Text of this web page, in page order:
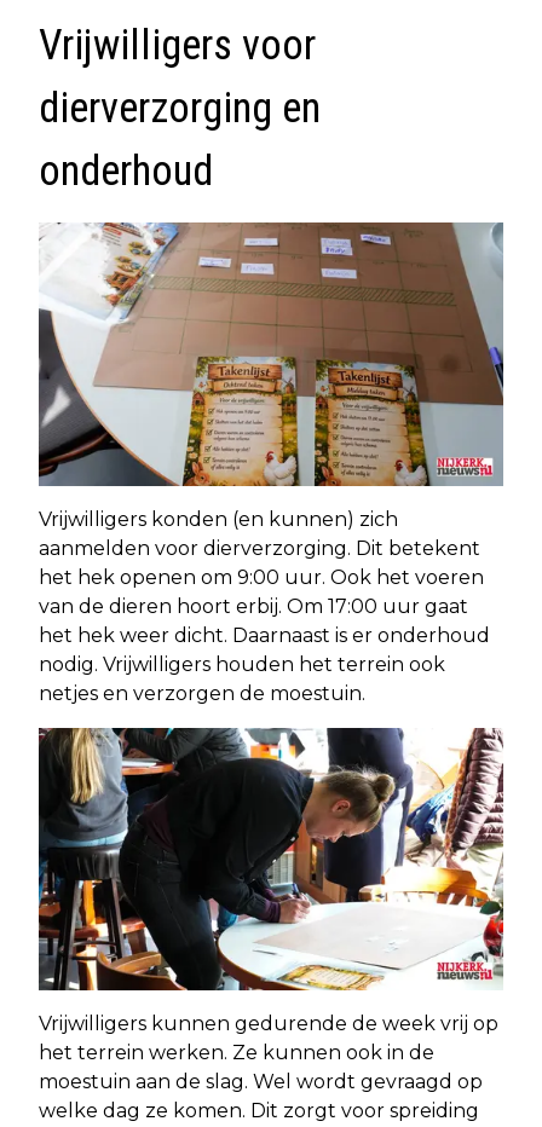
Vrijwilligers voor
dierverzorging en
onderhoud
Vrijwilligers konden (en kunnen) zich
aanmelden voor dierverzorging. Dit betekent
het hek openen om 9:00 uur. Ook het voeren
van de dieren hoort erbij. Om 17:00 uur gaat
het hek weer dicht. Daarnaast is er onderhoud
nodig. Vrijwilligers houden het terrein ook
netjes en verzorgen de moestuin.
Vrijwilligers kunnen gedurende de week vrij op
het terrein werken. Ze kunnen ook in de
moestuin aan de slag. Wel wordt gevraagd op
welke dag ze komen. Dit zorgt voor spreiding